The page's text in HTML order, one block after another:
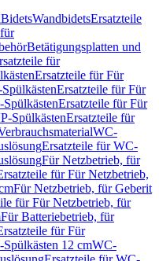
BidetsWandbidetsErsatzteile
Betätigungsplatten und
für
Ersatzteile für Für
Ersatzteile für Für
Ersatzteile für Für
SpülkästenErsatzteile für
WC-
Ersatzteile für WC-
Für Netzbetrieb, für
für Für Netzbetrieb,
Für Netzbetrieb, für Geberit
für Für Netzbetrieb, für
Für Batteriebetrieb, für
für Für
12 cmWC-